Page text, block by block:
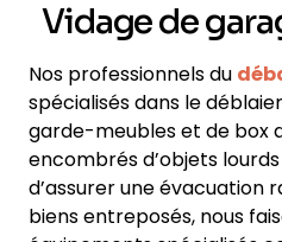
Vidage de
Nos professionnels du
spécialisés dans le
garde-meubles et de box
encombrés d’objets
d’assurer une évacuation
biens entreposés, nous